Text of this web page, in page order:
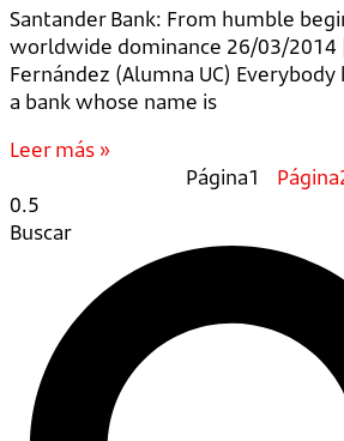
Santander Bank: From humble
worldwide dominance 26/03/2014
Fernández (Alumna UC)
a bank whose name is
Leer más »
Página1 Página
Buscar